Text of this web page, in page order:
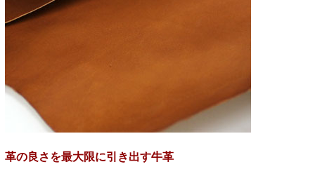
革の良さを最大限に引き出す牛革